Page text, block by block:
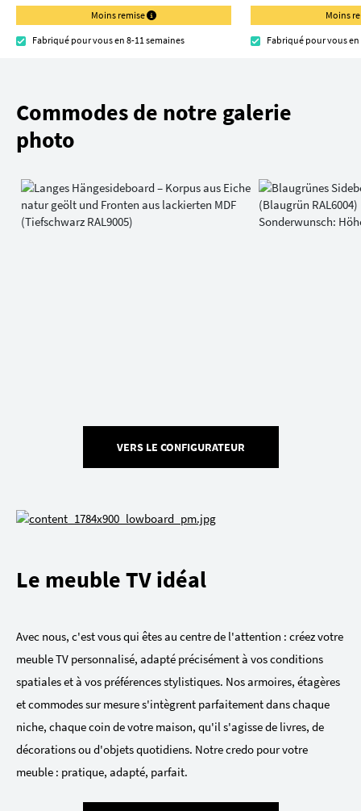
Moins remise
Fabriqué pour vous en 8-11 semaines
Moins
Fabriqué pour vous en
Commodes de notre galerie
photo
VERS LE CONFIGURATEUR
Le meuble TV idéal
Avec nous, c'est vous qui êtes au centre de l'attention : créez votre
meuble TV personnalisé, adapté précisément à vos conditions
spatiales et à vos préférences stylistiques. Nos armoires, étagères
et commodes sur mesure s'intègrent parfaitement dans chaque
niche, chaque coin de votre maison, qu'il s'agisse de livres, de
décorations ou d'objets quotidiens. Notre credo pour votre
meuble : pratique, adapté, parfait.